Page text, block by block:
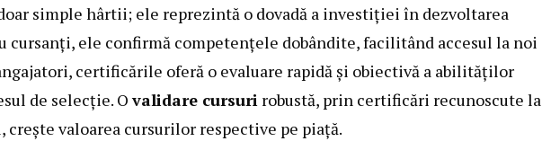
simple hârtii; ele reprezintă o dovadă a investiției în dezvoltarea
cursanți, ele confirmă competențele dobândite, facilitând accesul la noi
certificările oferă o evaluare rapidă și obiectivă a abilităților
de selecție. Ovalidare cursuri robustă, prin certificări recunoscute la
valoarea cursurilor respective pe piață.